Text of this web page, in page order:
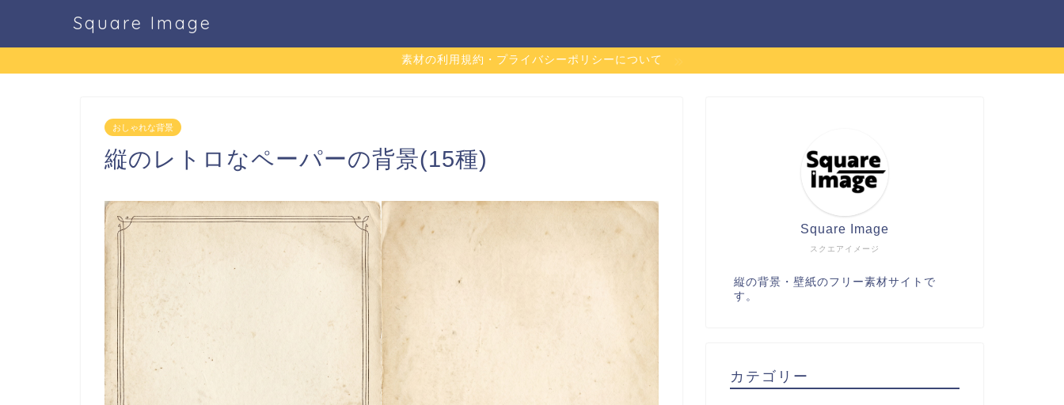
Square Image
素材の利用規約・プライバシーポリシーについて
おしゃれな背景
縦のレトロなペーパーの背景(15種)
スクエアイメージ
Square Image
縦の背景・壁紙のフリー素材サイトで
す。
カテゴリー